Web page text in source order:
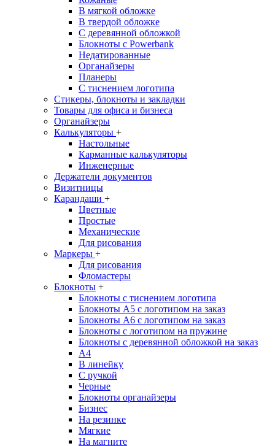
В мягкой обложке
В твердой обложке
С деревянной обложкой
Блокноты с Powerbank
Недатированные
Органайзеры
Планеры
С тиснением логотипа
Стикеры, блокноты и закладки
Товары для офиса и бизнеса
Органайзеры
Калькуляторы +
Настольные
Карманные калькуляторы
Инженерные
Держатели документов
Визитницы
Карандаши +
Цветные
Простые
Механические
Для рисования
Маркеры +
Для рисования
Фломастеры
Блокноты +
Блокноты с тиснением логотипа
Блокноты А5 с логотипом на заказ
Блокноты А6 с логотипом на заказ
Блокноты с логотипом на пружине
Блокноты с деревянной обложкой на заказ
A4
В линейку
С ручкой
Черные
Блокноты органайзеры
Бизнес
На резинке
Мягкие
На магните